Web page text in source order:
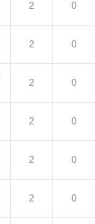
2 0
2 0
2 0
2 0
2 0
2 0